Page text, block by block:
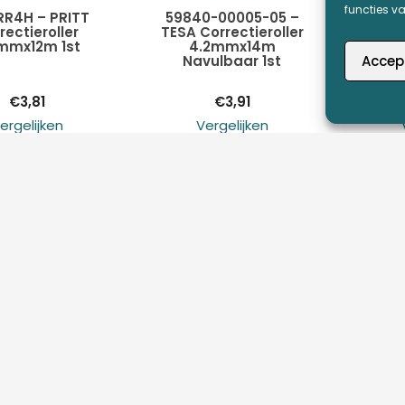
functies
aan
– PRITT
1st
€3,81
Toevoegen aan
winkelwagen
59840-00005-05 –
TESA Correctieroller
4.2mmx14m
Navulbaar 1st
€3,91
Vergelijken